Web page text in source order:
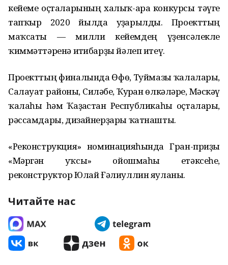
кейеме оҫталарының халыҡ-ара конкурсы тәүге
тапҡыр 2020 йылда уҙғарылды. Проекттың
маҡсаты — милли кейемдең үҙенсәлекле
ҡиммәттәренә иғтибарҙы йәлеп итеү.
Проекттың финалында Өфө, Туймазы ҡалалары,
Салауат районы, Силәбе, Ҡурған өлкәләре, Мәскәү
ҡалаһы һәм Ҡаҙағстан Республикаһы оҫталары,
рәссамдары, дизайнерҙары ҡатнашты.
«Реконструкция» номинацияһында Гран-приҙы
«Мәргән уҡсы» ойошмаһы етәксеһе,
реконструктор Юлай Ғәлиуллин яуланы.
Читайте нас